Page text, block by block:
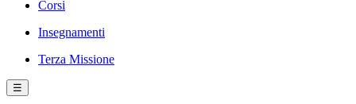
Corsi
Insegnamenti
Terza Missione
☰